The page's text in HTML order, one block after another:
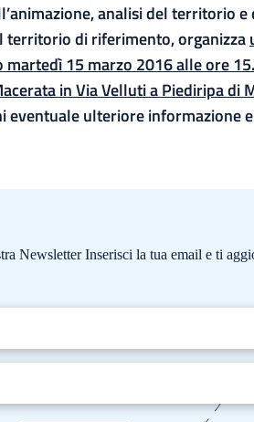
analisi del territorio
territorio di riferimento, organizza
martedì 15 marzo 2016 alle ore
in Via Velluti a Piediripa di
eventuale ulteriore informazione
Newsletter Inserisci la tua email e ti